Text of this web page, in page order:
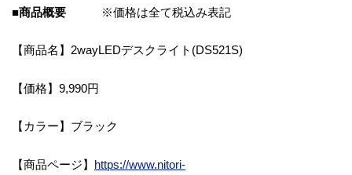
■商品概要 ※価格は全て税込み表記
【商品名】2wayLEDデスクライト(DS521S)
【価格】9,990円
【カラー】ブラック
【商品ページ】 https://www.nitori-